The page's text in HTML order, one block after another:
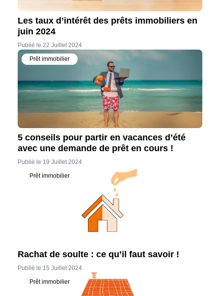
Les taux d’intérêt des prêts immobiliers en
juin 2024
Publié le 22 Juillet 2024
Prêt immobilier
5 conseils pour partir en vacances d’été
avec une demande de prêt en cours !
Publié le 19 Juillet 2024
Prêt immobilier
Rachat de soulte : ce qu’il faut savoir !
Publié le 15 Juillet 2024
Prêt immobilier